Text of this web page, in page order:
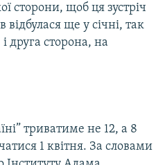
сторони, щоб ця зустріч
відбулася ще у січні, так
друга сторона, на
триватиме не 12, а 8
1 квітня. За словами